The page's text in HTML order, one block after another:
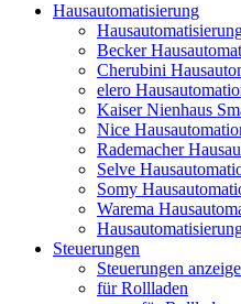
Hausautomatisierung
Becker
Cherubini
elero
Kaiser Nienhaus
Nice
Rademacher
Selve
Somy
Warema
Steuerungen
Steuerungen
für Rollladen